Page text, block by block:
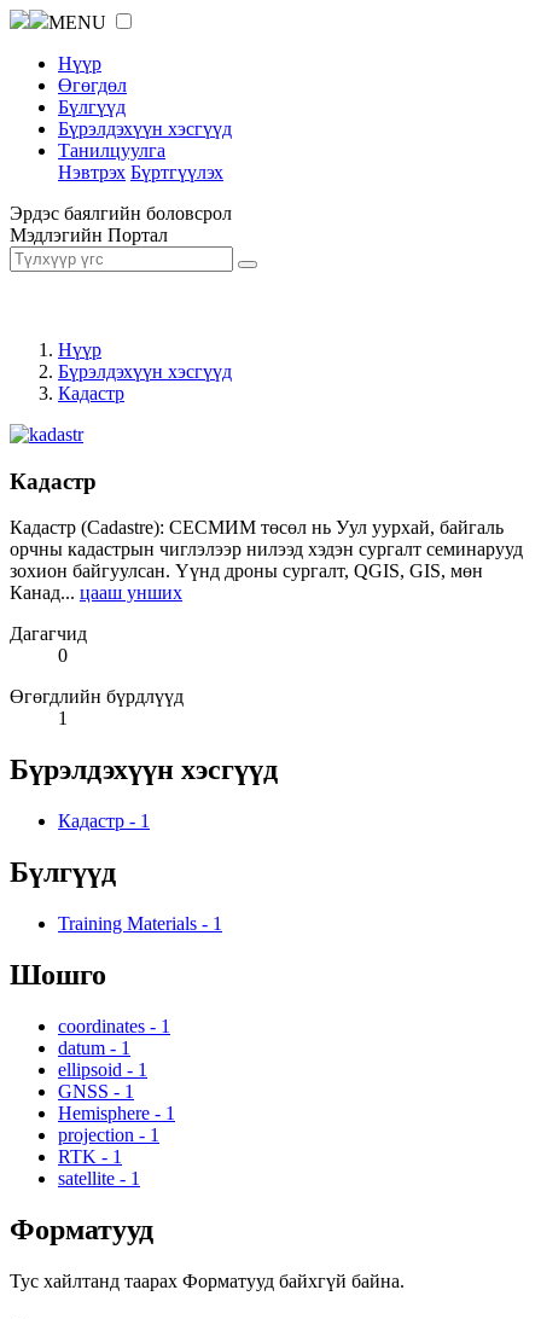
MENU
Нүүр
Өгөгдөл
Бүлгүүд
Бүрэлдэхүүн хэсгүүд
Танилцуулга
Нэвтрэх Бүртгүүлэх
Эрдэс баялгийн боловсрол
Мэдлэгийн Портал
Нүүр
Бүрэлдэхүүн хэсгүүд
Кадастр
Кадастр
Кадастр (Cadastre): СЕСМИМ төсөл нь Уул уурхай, байгаль
орчны кадастрын чиглэлээр нилээд хэдэн сургалт семинарууд
зохион байгуулсан. Үүнд дроны сургалт, QGIS, GIS, мөн
Канад... цааш унших
Дагагчид
0
Өгөгдлийн бүрдлүүд
1
Бүрэлдэхүүн хэсгүүд
Кадастр - 1
Бүлгүүд
Training Materials - 1
Шошго
coordinates - 1
datum - 1
ellipsoid - 1
GNSS - 1
Hemisphere - 1
projection - 1
RTK - 1
satellite - 1
Форматууд
Тус хайлтанд таарах Форматууд байхгүй байна.